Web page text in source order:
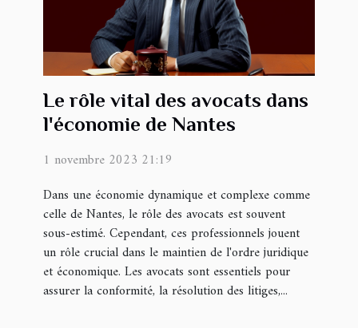
Le rôle vital des avocats dans
l'économie de Nantes
1 novembre 2023 21:19
Dans une économie dynamique et complexe comme
celle de Nantes, le rôle des avocats est souvent
sous-estimé. Cependant, ces professionnels jouent
un rôle crucial dans le maintien de l'ordre juridique
et économique. Les avocats sont essentiels pour
assurer la conformité, la résolution des litiges,...